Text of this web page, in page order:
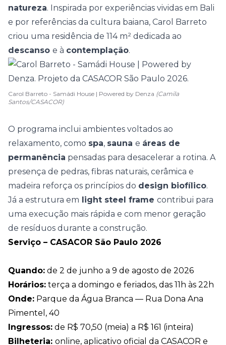
natureza. Inspirada por experiências vividas em Bali
e por referências da cultura baiana, Carol Barreto
criou uma residência de 114 m² dedicada ao
descanso e à contemplação.
Carol Barreto - Samádi House | Powered by Denza (Camila
Santos/CASACOR)
O programa inclui ambientes voltados ao
relaxamento, como spa, sauna e áreas de
permanência pensadas para desacelerar a rotina. A
presença de pedras, fibras naturais, cerâmica e
madeira reforça os princípios do design biofílico.
Já a estrutura em light steel frame contribui para
uma execução mais rápida e com menor geração
de resíduos durante a construção.
Serviço – CASACOR São Paulo 2026
Quando: de 2 de junho a 9 de agosto de 2026
Horários: terça a domingo e feriados, das 11h às 22h
Onde: Parque da Água Branca — Rua Dona Ana
Pimentel, 40
Ingressos: de R$ 70,50 (meia) a R$ 161 (inteira)
Bilheteria: online, aplicativo oficial da CASACOR e